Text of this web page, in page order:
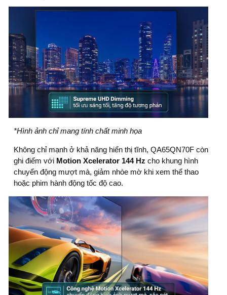
*Hình ảnh chỉ mang tính chất minh họa
Không chỉ mạnh ở khả năng hiển thị tĩnh, QA65QN70F còn
ghi điểm với Motion Xcelerator 144 Hz cho khung hình
chuyển động mượt mà, giảm nhòe mờ khi xem thể thao
hoặc phim hành động tốc độ cao.